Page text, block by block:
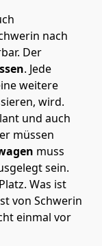
nach
Der
. Jede
weitere
wird.
und auch
müssen
muss
sein.
Was ist
von Schwerin
einmal vor